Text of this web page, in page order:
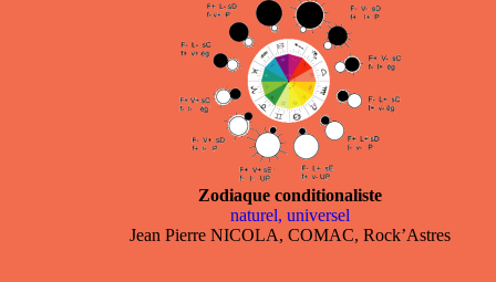
Zodiaque conditionaliste
naturel, universel
Jean Pierre NICOLA, COMAC, Rock’Astres